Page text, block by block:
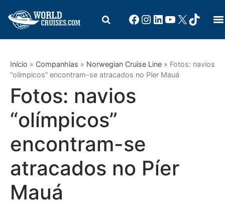
Início » Companhias » Norwegian Cruise Line » Fotos: navios
“olímpicos” encontram-se atracados no Píer Mauá
Fotos: navios
“olímpicos”
encontram-se
atracados no Píer
Mauá